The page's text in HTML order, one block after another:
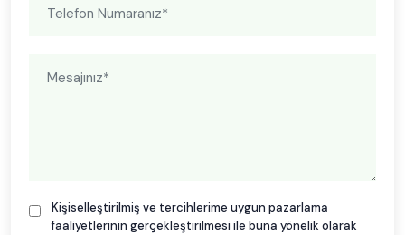
Kişiselleştirilmiş ve tercihlerime uygun pazarlama
faaliyetlerinin gerçekleştirilmesi ile buna yönelik olarak